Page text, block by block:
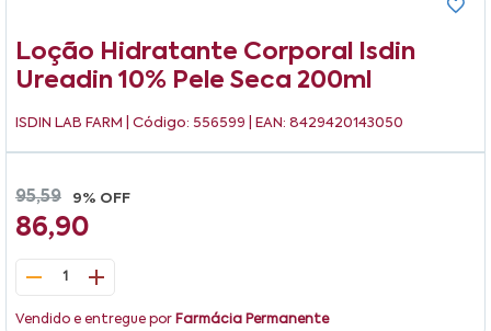
Loção Hidratante Corporal Isdin
Ureadin 10% Pele Seca 200ml
ISDIN LAB FARM | Código: 556599 | EAN: 8429420143050
95,59 9% OFF
86,90
1
Vendido e entregue por Farmácia Permanente